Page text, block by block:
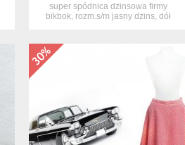
super spódnica dżinsowa firmy
bikbok, rozm.s/m jasny dżins, dół